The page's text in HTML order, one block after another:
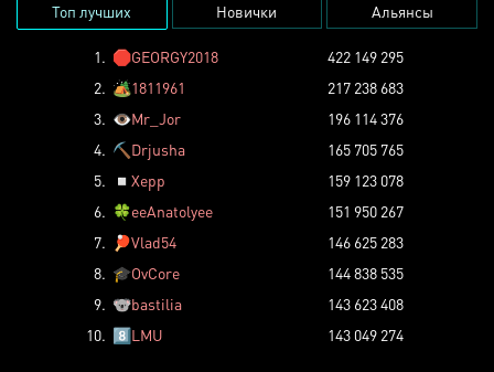
Топ лучших Новички Альянсы
1. 🛑GEORGY2018
422 149 295
2. 🏕️1811961
217 238 683
3. 👁️Mr_Jor
196 114 376
4. ⛏️ Drjusha
165 705 765
5.
◽ Xepp
159 123 078
6. 🍀eeAnatolyee
151 950 267
7.
🏓Vlad54
146 625 283
8. 🎓OvCore
144 838 535
9. 🐨bastilia
143 623 408
10. 8️⃣LMU 143 049 274